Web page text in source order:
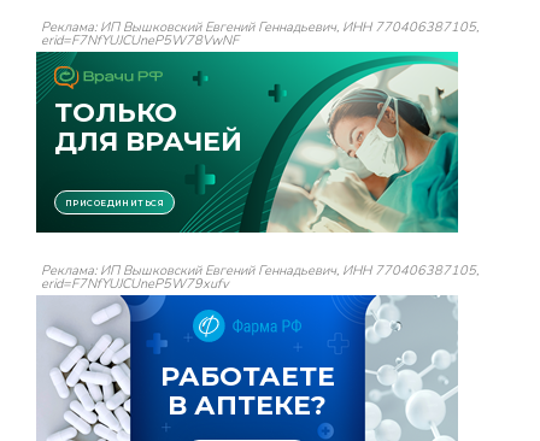
Реклама: ИП Вышковский Евгений Геннадьевич, ИНН 770406387105,
erid=F7NfYUJCUneP5W78VwNF
Реклама: ИП Вышковский Евгений Геннадьевич, ИНН 770406387105,
erid=F7NfYUJCUneP5W79xufv